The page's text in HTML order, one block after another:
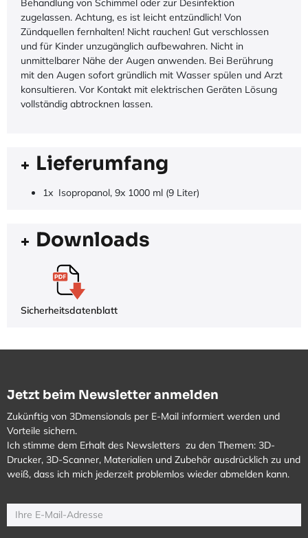
Behandlung von Schimmel oder zur Desinfektion
zugelassen. Achtung, es ist leicht entzündlich! Von
Zündquellen fernhalten! Nicht rauchen! Gut verschlossen
und für Kinder unzugänglich aufbewahren. Nicht in
unmittelbarer Nähe der Augen anwenden. Bei Berührung
mit den Augen sofort gründlich mit Wasser spülen und Arzt
konsultieren. Vor Kontakt mit elektrischen Geräten Lösung
vollständig abtrocknen lassen.
Lieferumfang
1x Isopropanol, 9x 1000 ml (9 Liter)
Downloads
Sicherheitsdatenblatt
Jetzt beim Newsletter anmelden
Zukünftig von 3Dmensionals per E-Mail informiert werden und
Vorteile sichern.
Ich stimme dem Erhalt des Newsletters zu den Themen: 3D-
Drucker, 3D-Scanner, Materialien und Zubehör ausdrücklich zu und
weiß, dass ich mich jederzeit problemlos wieder abmelden kann.